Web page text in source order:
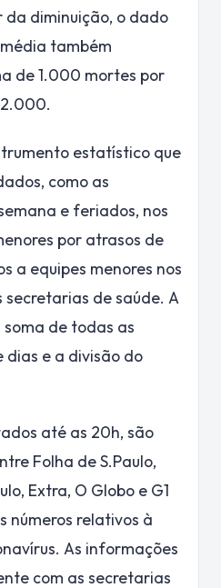
da diminuição, o dado
também
de 1.000 mortes por
estatístico que
como as
e feriados, nos
por atrasos de
a equipes menores nos
de saúde. A
de todas as
dias e a divisão do
até as 20h, são
Folha de S.Paulo,
Extra, O Globo e G1
números relativos à
As informações
com as secretarias